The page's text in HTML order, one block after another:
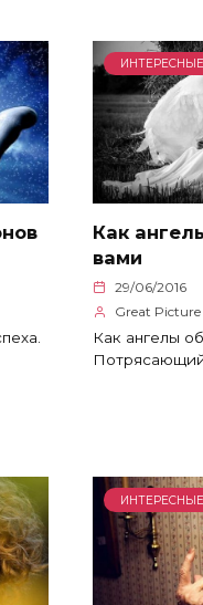
Как
вами
29/06/2016
Great Picture
Как ангелы